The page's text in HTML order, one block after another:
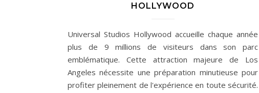
HOLLYWOOD
Universal Studios Hollywood accueille chaque année
plus de 9 millions de visiteurs dans son parc
emblématique. Cette attraction majeure de Los
Angeles nécessite une préparation minutieuse pour
profiter pleinement de l'expérience en toute sécurité.